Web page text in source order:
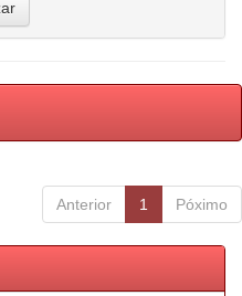
Anterior 1 Póximo